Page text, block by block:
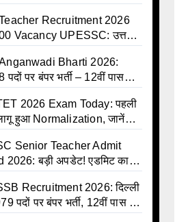
शुरू
Recruitment 2026
Vacancy UPESSC: उत्तर
भर्ती की तैयारी, अगस्त में आ
है विज्ञापन
Bharti 2026:
पदों पर बंपर भर्ती – 12वीं पास
Online
2026 Exam Today: पहली
हुआ Normalization, जानें
फायदा
Senior Teacher Admit
2026: बड़ी अपडेट! एडमिट कार्ड
निर्देशRecruitment 2026: दिल्ली
पदों पर बंपर भर्ती, 12वीं पास के